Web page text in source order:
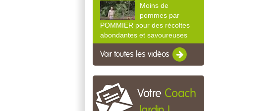
Moins de
pommes par
POMMIER pour des récoltes
abondantes et savoureuses
Voir toutes les vidéos
Votre Coach